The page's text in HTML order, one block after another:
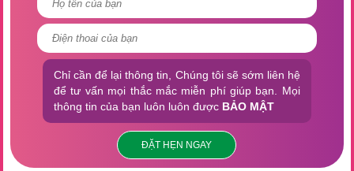
Chỉ cần để lại thông tin, Chúng tôi sẽ sớm liên hệ
để tư vấn mọi thắc mắc miễn phí giúp bạn. Mọi
thông tin của bạn luôn luôn được BẢO MẬT
ĐẶT HẸN NGAY